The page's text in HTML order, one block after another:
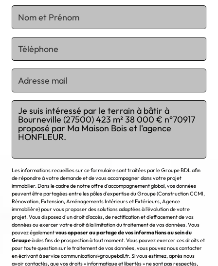
Chargement...
Les informations recueillies sur ce formulaire sont traitées par le Groupe BDL afin
de répondre à votre demande et de vous accompagner dans votre projet
immobilier. Dans le cadre de notre offre d'accompagnement global, vos données
peuvent être partagées entre les pôles d'expertise du Groupe (Construction CCMI,
Rénovation, Extension, Aménagements Intérieurs et Extérieurs, Agence
immobilière) pour vous proposer des solutions adaptées à l'évolution de votre
projet. Vous disposez d'un droit d'accès, de rectification et d'effacement de vos
données ou exercer votre droit à la limitation du traitement de vos données. Vous
pouvez égalementvous opposer au partage de vos informations au sein du
Groupeà des fins de prospection à tout moment. Vous pouvez exercer ces droits et
pour toute question sur le traitement de vos données, vous pouvez nous contacter
en écrivant à service communication@groupebdl.fr. Si vous estimez, après nous
avoir contactés, que vos droits « informatique et libertés » ne sont pas respectés,